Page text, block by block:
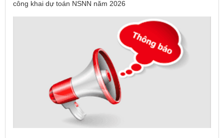
công khai dự toán NSNN năm 2026